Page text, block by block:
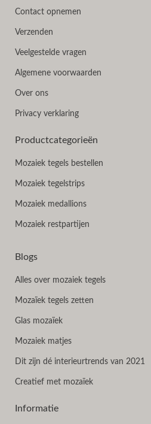
Contact opnemen
Verzenden
Veelgestelde vragen
Algemene voorwaarden
Over ons
Privacy verklaring
Productcategorieën
Mozaiek tegels bestellen
Mozaiek tegelstrips
Mozaiek medallions
Mozaiek restpartijen
Blogs
Alles over mozaiek tegels
Mozaïek tegels zetten
Glas mozaïek
Mozaiek matjes
Dit zijn dé interieurtrends van 2021
Creatief met mozaïek
Informatie